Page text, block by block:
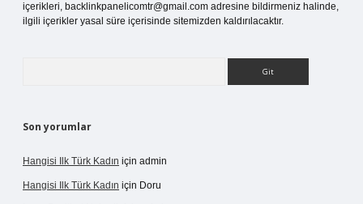
içerikleri, backlinkpanelicomtr@gmail.com adresine bildirmeniz halinde,
ilgili içerikler yasal süre içerisinde sitemizden kaldırılacaktır.
Son yorumlar
Hangisi Ilk Türk Kadın için admin
Hangisi Ilk Türk Kadın için Doru